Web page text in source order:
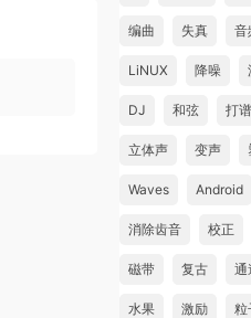
编曲 失真 音
LiNUX 降噪
DJ 和弦 打谱
立体声 变声
Waves Android
消除齿音 校正
磁带 复古 通
水果 激励 粒